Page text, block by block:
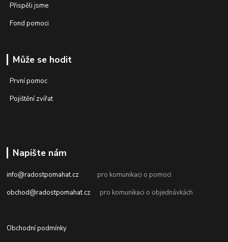
Přispěli jsme
Fond pomoci
Může se hodit
První pomoc
Pojištění zvířat
Napište nám
info@radostpomahat.cz pro komunikaci o pomoci
obchod@radostpomahat.cz pro komunikaci o objednávkách
Obchodní podmínky